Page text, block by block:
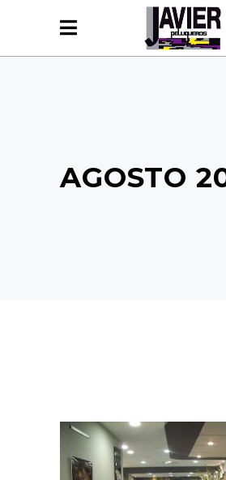
AGOSTO